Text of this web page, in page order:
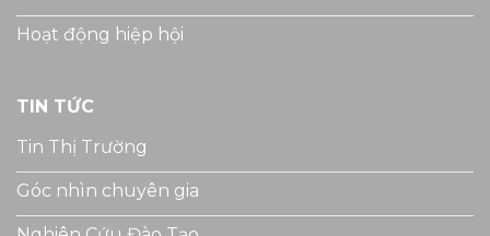
Hoạt động hiệp hội
TIN TỨC
Tin Thị Trường
Góc nhìn chuyên gia